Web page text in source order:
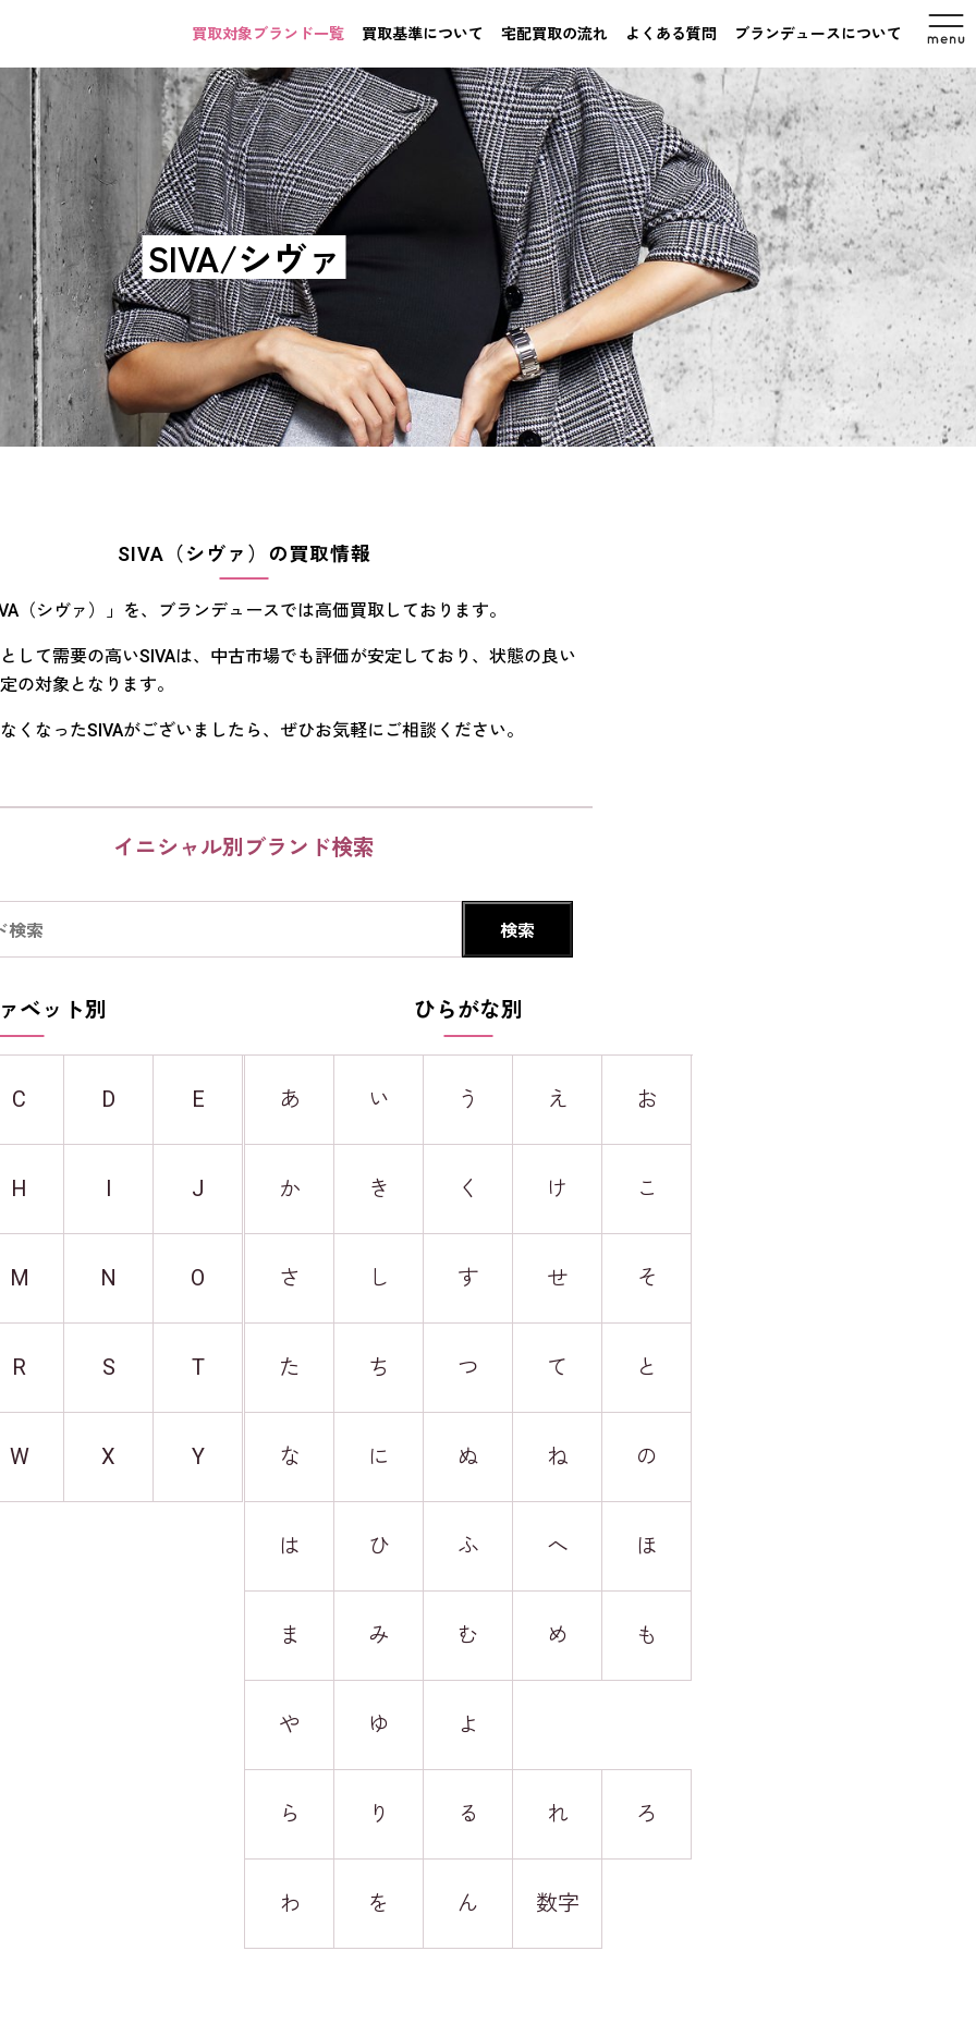
買取対象ブランド一覧 買取基準について 宅配買取の流れ よくある質問 ブランデュースについて
SIVA/シヴァ
SIVA（シヴァ）の買取情報
（シヴァ）」を、ブランデュースでは高価買取しております。
して需要の高いSIVAは、中古市場でも評価が安定しており、状態の良い
の対象となります。
くなったSIVAがございましたら、ぜひお気軽にご相談ください。
イニシャル別ブランド検索
ベット別
C D E
H I J
M N O
R S T
W X Y
ひらがな別
あ い う え お
か き く け こ
さ し す せ そ
た ち つ て と
な に ぬ ね の
は ひ ふ へ ほ
ま み む め も
や ゆ よ
ら り る れ ろ
わ を ん 数字